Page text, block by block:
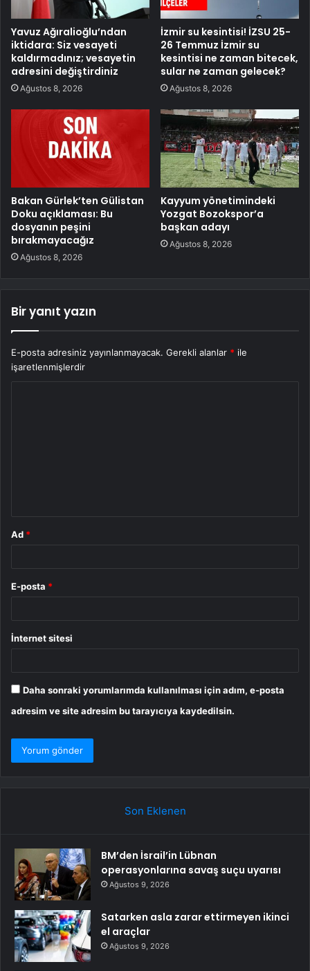
Yavuz Ağıralioğlu’ndan
iktidara: Siz vesayeti
kaldırmadınız; vesayetin
adresini değiştirdiniz
Ağustos 8, 2026
İzmir su kesintisi! İZSU 25-
26 Temmuz İzmir su
kesintisi ne zaman bitecek,
sular ne zaman gelecek?
Ağustos 8, 2026
Bakan Gürlek’ten Gülistan
Doku açıklaması: Bu
dosyanın peşini
bırakmayacağız
Ağustos 8, 2026
Kayyum yönetimindeki
Yozgat Bozokspor’a
başkan adayı
Ağustos 8, 2026
Bir yanıt yazın
E-posta adresiniz yayınlanmayacak. Gerekli alanlar * ile
işaretlenmişlerdir
Ad *
E-posta *
İnternet sitesi
Daha sonraki yorumlarımda kullanılması için adım, e-posta
adresim ve site adresim bu tarayıcıya kaydedilsin.
Son Eklenen
BM’den İsrail’in Lübnan
operasyonlarına savaş suçu uyarısı
Ağustos 9, 2026
Satarken asla zarar ettirmeyen ikinci
el araçlar
Ağustos 9, 2026